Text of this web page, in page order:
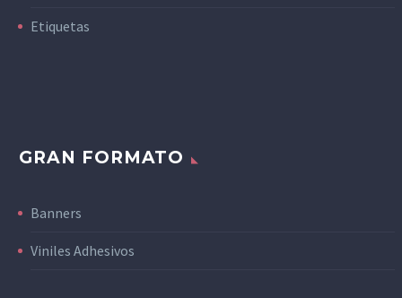
Etiquetas
GRAN FORMATO
Banners
Viniles Adhesivos